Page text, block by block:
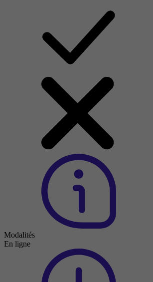
Modalités
En ligne